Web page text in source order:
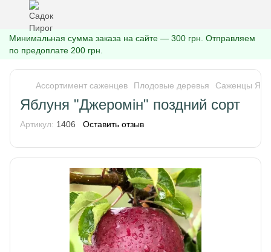
Минимальная сумма заказа на сайте — 300 грн. Отправляем
по предоплате 200 грн.
Ассортимент саженцев Плодовые деревья Саженцы
Яблуня "Джеромін" поздний сорт
Артикул: 1406 Оставить отзыв